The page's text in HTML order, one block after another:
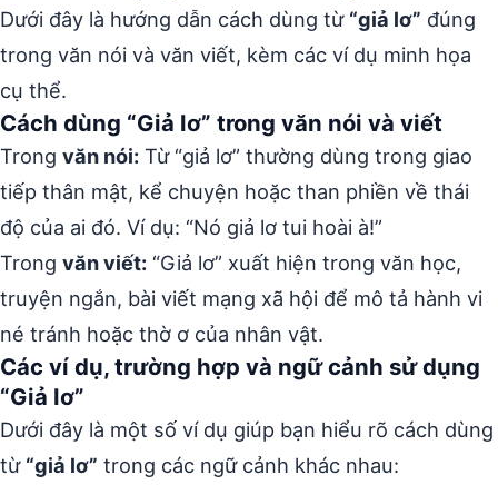
Dưới đây là hướng dẫn cách dùng từ “giả lơ” đúng
trong văn nói và văn viết, kèm các ví dụ minh họa
cụ thể.
Cách dùng “Giả lơ” trong văn nói và viết
Trong văn nói: Từ “giả lơ” thường dùng trong giao
tiếp thân mật, kể chuyện hoặc than phiền về thái
độ của ai đó. Ví dụ: “Nó giả lơ tui hoài à!”
Trong văn viết: “Giả lơ” xuất hiện trong văn học,
truyện ngắn, bài viết mạng xã hội để mô tả hành vi
né tránh hoặc thờ ơ của nhân vật.
Các ví dụ, trường hợp và ngữ cảnh sử dụng
“Giả lơ”
Dưới đây là một số ví dụ giúp bạn hiểu rõ cách dùng
từ “giả lơ” trong các ngữ cảnh khác nhau: